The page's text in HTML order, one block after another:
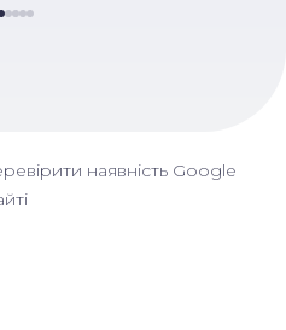
наявність Google